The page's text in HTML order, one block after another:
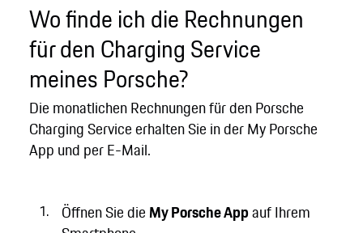
Wo finde ich die Rechnungen
für den Charging Service
meines Porsche?
Die monatlichen Rechnungen für den Porsche
Charging Service erhalten Sie in der My Porsche
App und per E-Mail.
Öffnen Sie die My Porsche Appauf Ihrem